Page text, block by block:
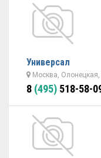
Универсал
Москва, Олонецкая,
8 (495) 518-58-